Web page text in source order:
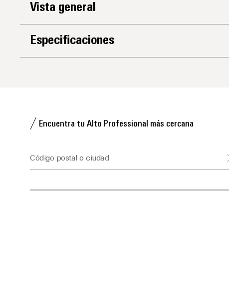
Vista general
Especificaciones
Encuentra tu Alto Professional más cercana
Código postal o ciudad